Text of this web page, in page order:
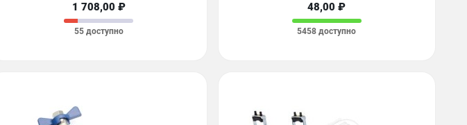
1 708,00 ₽
55 доступно
48,00 ₽
5458 доступно